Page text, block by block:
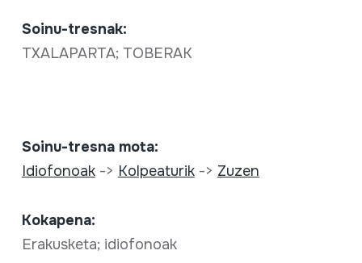
Soinu-tresnak:
TXALAPARTA; TOBERAK
Soinu-tresna mota:
Idiofonoak-> Kolpeaturik-> Zuzen
Kokapena:
Erakusketa; idiofonoak